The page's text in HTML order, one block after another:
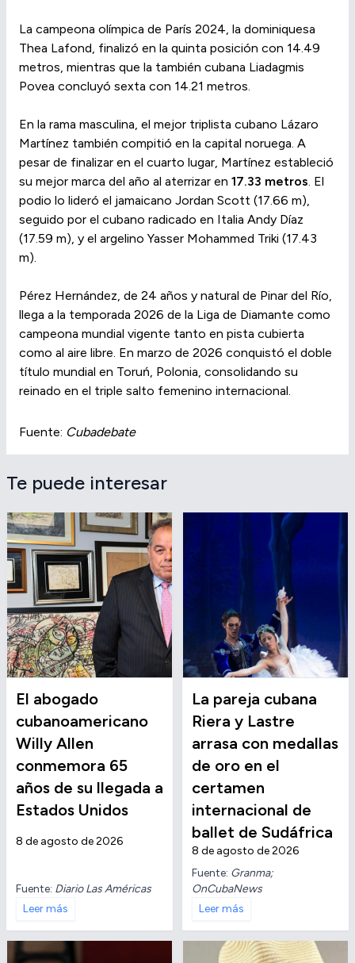
La campeona olímpica de París 2024, la dominiquesa
Thea Lafond, finalizó en la quinta posición con 14.49
metros, mientras que la también cubana Liadagmis
Povea concluyó sexta con 14.21 metros.
En la rama masculina, el mejor triplista cubano Lázaro
Martínez también compitió en la capital noruega. A
pesar de finalizar en el cuarto lugar, Martínez estableció
su mejor marca del año al aterrizar en 17.33 metros. El
podio lo lideró el jamaicano Jordan Scott (17.66 m),
seguido por el cubano radicado en Italia Andy Díaz
(17.59 m), y el argelino Yasser Mohammed Triki (17.43
m).
Pérez Hernández, de 24 años y natural de Pinar del Río,
llega a la temporada 2026 de la Liga de Diamante como
campeona mundial vigente tanto en pista cubierta
como al aire libre. En marzo de 2026 conquistó el doble
título mundial en Toruń, Polonia, consolidando su
reinado en el triple salto femenino internacional.
Fuente: Cubadebate
Te puede interesar
El abogado
cubanoamericano
Willy Allen
conmemora 65
años de su llegada a
Estados Unidos
8 de agosto de 2026
Fuente: Diario Las Américas
Leer más
La pareja cubana
Riera y Lastre
arrasa con medallas
de oro en el
certamen
internacional de
ballet de Sudáfrica
8 de agosto de 2026
Fuente: Granma;
OnCubaNews
Leer más